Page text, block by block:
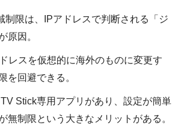
制限は、IPアドレスで判断される「ジ
原因。
レスを仮想的に海外のものに変更す
を回避できる。
Stick専用アプリがあり、設定が簡単
無制限という大きなメリットがある。